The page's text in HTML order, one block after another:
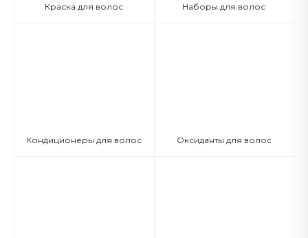
Краска для волос Наборы для волос
Кондиционеры для волос Оксиданты для волос